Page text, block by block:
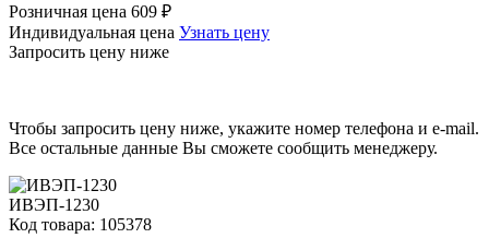
Розничная цена 609 ₽
Индивидуальная цена Узнать цену
Запросить цену ниже
Чтобы запросить цену ниже, укажите номер телефона и e-mail.
Все остальные данные Вы сможете сообщить менеджеру.
ИВЭП-1230
Код товара: 105378